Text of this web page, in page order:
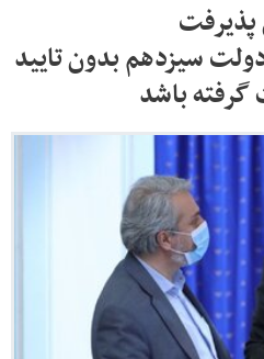
دولت سیزدهم بدون تایید
باشد